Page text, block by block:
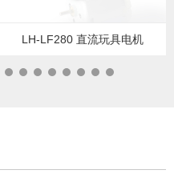
LH-LF280 直流玩具电机